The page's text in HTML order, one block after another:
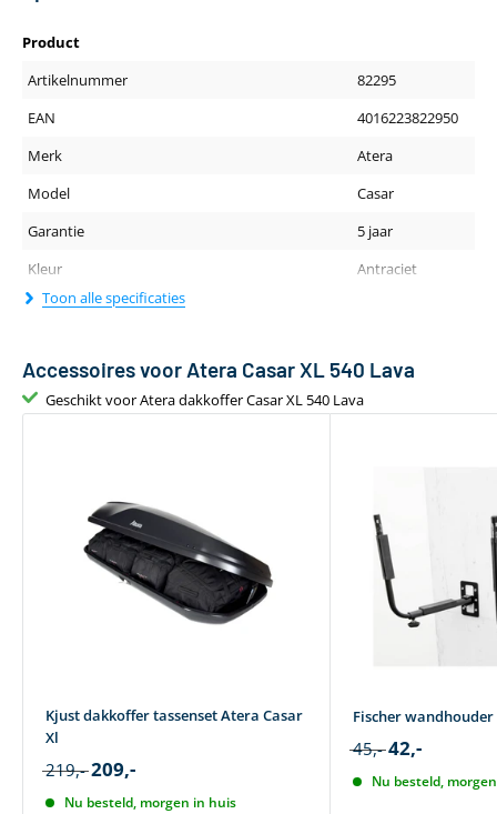
Product
Artikelnummer
82295
EAN
4016223822950
Merk
Atera
Model
Casar
Garantie
5 jaar
Kleur
Antraciet
Gewicht (kg)
20.5
Lengte (cm)
215
Buitenmaat (CM)
215 X 90 X 43
Binnenmaat (CM)
210 X 85 X 38
Dakkoffer eigenschappen
Inhoud (L)
540
2 Kanten
Montagesysteem
Toon alle specificaties
Accessoires voor Atera Casar XL 540 Lava
Geschikt voor Atera dakkoffer Casar XL 540 Lava
Kjust dakkoffer tassenset Atera Casar
Xl
219,- 209,-
Nu besteld, morgen in huis
Fischer wandhouder
45,- 42,-
Nu besteld,